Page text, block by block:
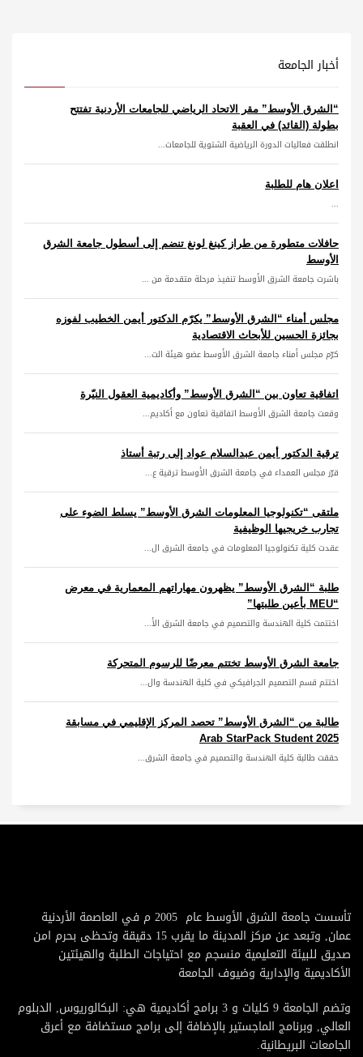
أخبار الجامعة
“الشرق الأوسط” مقر الاتحاد الرياضي للجامعات الأردنية تفتتح
بطولة (القائد) في العقبة
انطلقت فعاليات الدورة الرياضية الشتوية للجامعات...
اعلان هام للطلبة
...
حافلات متطورة من طراز كينغ لونغ تنضم إلى أسطول جامعة الشرق
الأوسط
باشرت جامعة الشرق الأوسط تنفيذ مرحلة متقدمة من ...
مجلس أمناء “الشرق الأوسط” يكرّم الدكتور أيمن الخطيب لفوزه
بجائزة الحسين للأبحاث الاقتصادية
كرّم مجلس أمناء جامعة الشرق الأوسط عضو هيئة الت...
اتفاقية تعاون بين “الشرق الأوسط” وأكاديمية العقول النيّرة
وقعت جامعة الشرق الأوسط اتفاقية تعاون مع أكاديم...
ترقية الدكتور أيمن عبدالسلام عواد إلى رتبة أستاذ
قرّر مجلس العمداء في جامعة الشرق الأوسط ترقية ع...
ملتقى “تكنولوجيا المعلومات الشرق الأوسط” يسلط الضوء على
تجارب خريجيها الوظيفية
عقدت كلية تكنولوجيا المعلومات في جامعة الشرق ال...
طلبة “الشرق الأوسط” يظهرون مهاراتهم المعمارية في معرض
“MEU بأعين طلبتها”
اختتمت كلية الهندسة والتصميم في جامعة الشرق الأ...
جامعة الشرق الأوسط تختتم معرضًا للرسوم المتحركة
اختتم قسم التصميم الجرافيكي في كلية الهندسة وال...
طالبة من “الشرق الأوسط” تحصد المركز الإقليمي في مسابقة
Arab StarPack Student 2025
حققت طالبة كلية الهندسة والتصميم في جامعة الشرق...
تأسست جامعة الشرق الأوسط عام 2005 م في العاصمة الأردنية
عمان, وتبعد عن مركز المدينة ما يقرب 15 دقيقة وتحظى بحرم امن
صديق للبيئة التعليمية منسجم مع احتياجات الطلبة والهيئتين
الأكاديمية والإدارية وضيوف الجامعة
وتضم الجامعة 9 كليات و 3 برامج أكاديمية هي: البكالوريوس, الدبلوم
العالي, وبرنامج الماجستير بالإضافة إلى برامج مستضافة مع أعرق
الجامعات البريطانية.